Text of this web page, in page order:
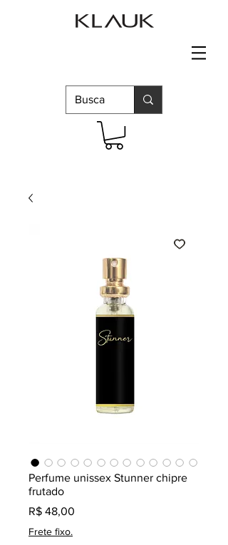
Perfume unissex Stunner chipre
frutado
R$ 48,00
Frete fixo.